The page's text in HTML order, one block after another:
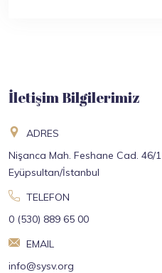
İletişim Bilgilerimiz
ADRES
Nişanca Mah. Feshane Cad. 46/1
Eyüpsultan/İstanbul
TELEFON
0 (530) 889 65 00
EMAIL
info@sysv.org